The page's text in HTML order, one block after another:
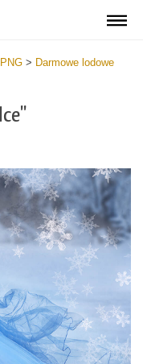
> Darmowe lodowe